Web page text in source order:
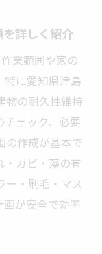
めの下地処
イクルと目
塗料選びの基
実践法
頼の違いを徹
トとデメリ
詳しく紹介
業範囲や家の
特に愛知県津島
物の耐久性維持
チェック、必要
の作成が基本で
・カビ・藻の有
ー・刷毛・マス
画が安全で効率